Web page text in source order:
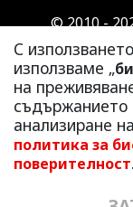
С
използваме „
на
съдържанието
анализиране
политика за
поверителност.
© 2010 -